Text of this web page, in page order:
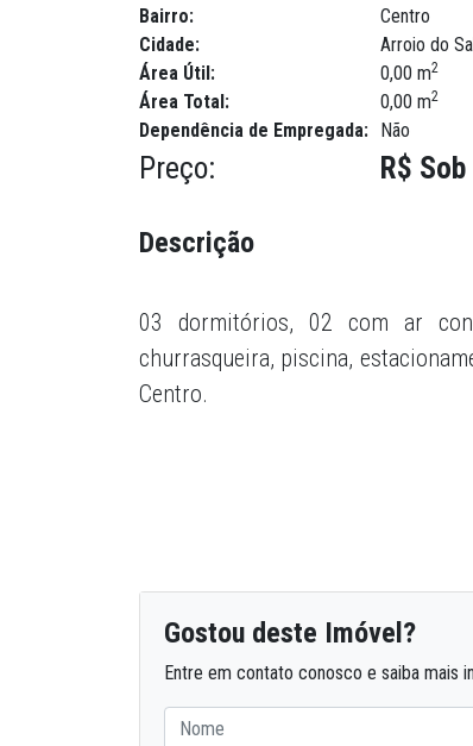
Bairro:
Cidade:
Área Útil:
Área Total:
Dependência de Empregada:
Preço:
Centro
Arroio do
0,00 m2
0,00 m2
Não
R$
Descrição
03 dormitórios, 02 com ar
churrasqueira, piscina,
Centro.
Gostou deste Imóvel?
Entre em contato conosco e saiba mais